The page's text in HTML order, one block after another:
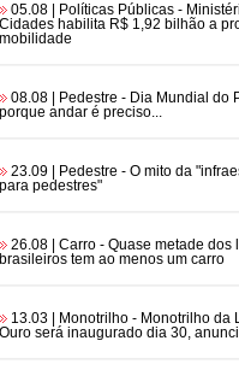
05.08 | Políticas Públicas -
Cidades habilita R$ 1,92 bilhão a
mobilidade
08.08 | Pedestre - Dia Mundial do
porque andar é preciso...
23.09 | Pedestre - O mito da
para pedestres"
26.08 | Carro - Quase metade dos
brasileiros tem ao menos um carro
13.03 | Monotrilho - Monotrilho da
Ouro será inaugurado dia 30,